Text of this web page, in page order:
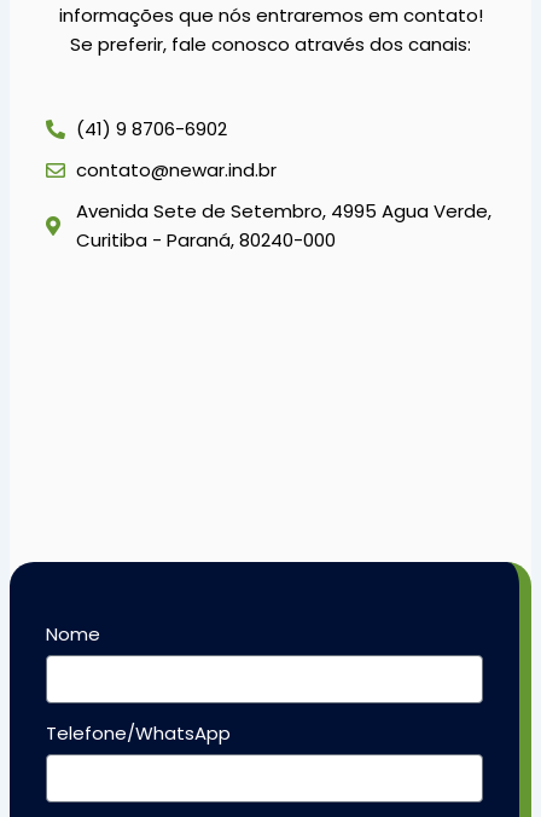
informações que nós entraremos em contato!
Se preferir, fale conosco através dos canais:
(41) 9 8706-6902
contato@newar.ind.br
Avenida Sete de Setembro, 4995 Agua Verde,
Curitiba - Paraná, 80240-000
Nome
Telefone/WhatsApp